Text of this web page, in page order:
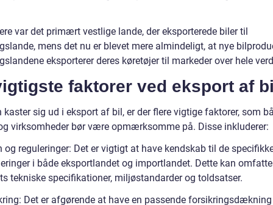
var det primært vestlige lande, der eksporterede biler til
mens det nu er blevet mere almindeligt, at nye
eksporterer deres køretøjer til markeder over hele
faktorer ved eksport af
kaster sig ud i eksport af bil, er der flere vigtige faktorer, som
virksomheder bør være opmærksomme på. Disse inkluderer:
og reguleringer: Det er vigtigt at have kendskab til de
i både eksportlandet og importlandet. Dette kan
tekniske specifikationer, miljøstandarder og toldsatser.
Det er afgørende at have en passende